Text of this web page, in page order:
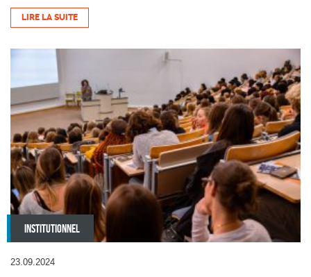
LIRE LA SUITE
INSTITUTIONNEL
23.09.2024